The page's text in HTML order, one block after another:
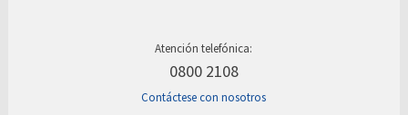
Atención telefónica:
0800 2108
Contáctese con nosotros